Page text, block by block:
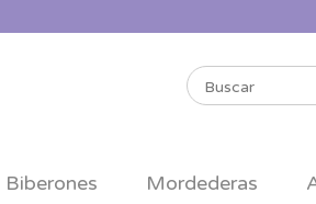
Buscar
Biberones Mordederas